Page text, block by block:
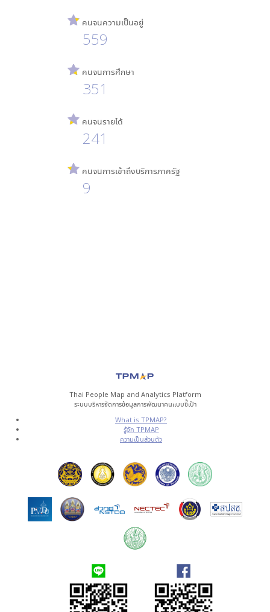
คนจนความเป็นอยู่
559
คนจนการศึกษา
351
คนจนรายได้
241
คนจนการเข้าถึงบริการภาครัฐ
9
Thai People Map and Analytics Platform
ระบบบริหารจัดการข้อมูลการพัฒนาคนแบบชี้เป้า
What is TPMAP?
รู้จัก TPMAP
ความเป็นส่วนตัว